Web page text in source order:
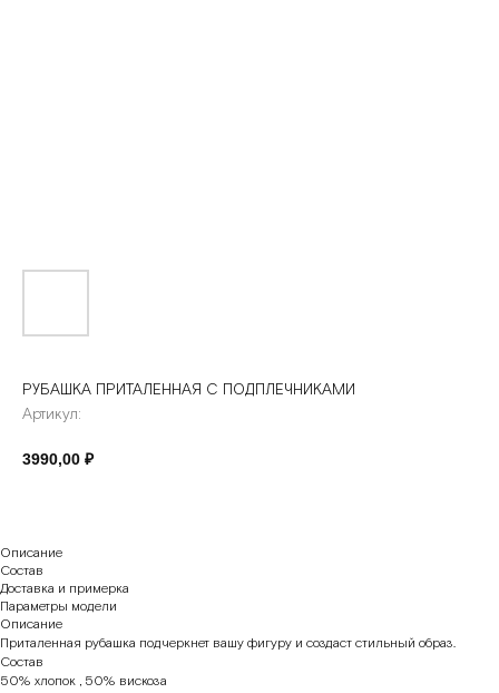
РУБАШКА ПРИТАЛЕННАЯ С ПОДПЛЕЧНИКАМИ
Артикул:
3990,00 ₽
Описание
Состав
Доставка и примерка
Параметры модели
Описание
Приталенная рубашка подчеркнет вашу фигуру и создаст стильный образ.
Состав
50% хлопок , 50% вискоза